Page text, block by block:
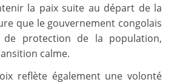
la paix suite au départ de la
que le gouvernement congolais
protection de la population,
calme.
reflète également une volonté